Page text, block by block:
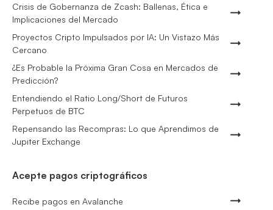
Crisis de Gobernanza de Zcash: Ballenas, Ética e
Implicaciones del Mercado
Proyectos Cripto Impulsados por IA: Un Vistazo Más
Cercano
¿Es Probable la Próxima Gran Cosa en Mercados de
Predicción?
Entendiendo el Ratio Long/Short de Futuros
Perpetuos de BTC
Repensando las Recompras: Lo que Aprendimos de
Jupiter Exchange
Acepte pagos criptográficos
Recibe pagos en Avalanche